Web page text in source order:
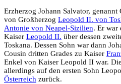
Erzherzog Johann Salvator,
von Großherzog Leopold II. von
Antonie von Neapel-Sizilien. Er war
Kaiser Leopold II. über dessen
Toskana. Dessen Sohn war dann
Cousin dritten Grades zu Kaiser
Enkel von Kaiser Leopold II war.
allerdings auf den ersten Sohn
Österreich zurück.